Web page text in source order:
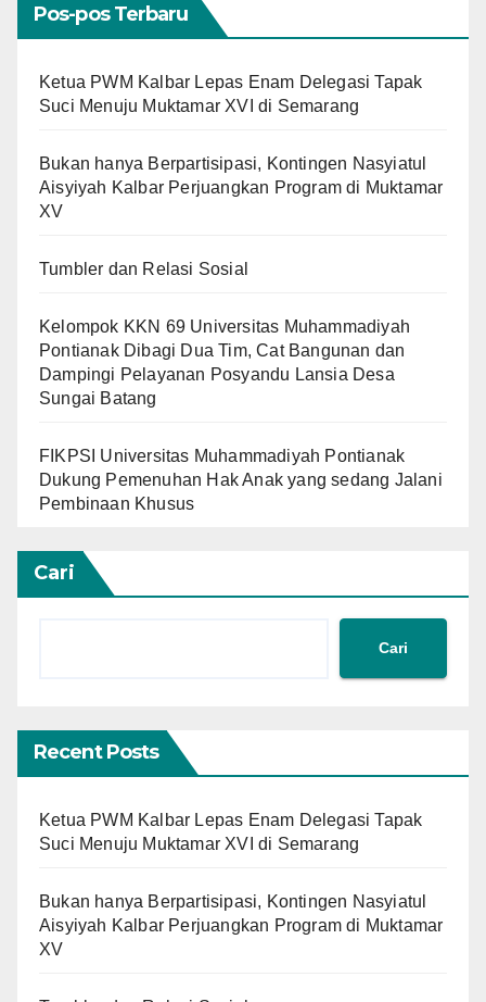
Pos-pos Terbaru
Ketua PWM Kalbar Lepas Enam Delegasi Tapak
Suci Menuju Muktamar XVI di Semarang
Bukan hanya Berpartisipasi, Kontingen Nasyiatul
Aisyiyah Kalbar Perjuangkan Program di Muktamar
XV
Tumbler dan Relasi Sosial
Kelompok KKN 69 Universitas Muhammadiyah
Pontianak Dibagi Dua Tim, Cat Bangunan dan
Dampingi Pelayanan Posyandu Lansia Desa
Sungai Batang
FIKPSI Universitas Muhammadiyah Pontianak
Dukung Pemenuhan Hak Anak yang sedang Jalani
Pembinaan Khusus
Cari
Cari
Recent Posts
Ketua PWM Kalbar Lepas Enam Delegasi Tapak
Suci Menuju Muktamar XVI di Semarang
Bukan hanya Berpartisipasi, Kontingen Nasyiatul
Aisyiyah Kalbar Perjuangkan Program di Muktamar
XV